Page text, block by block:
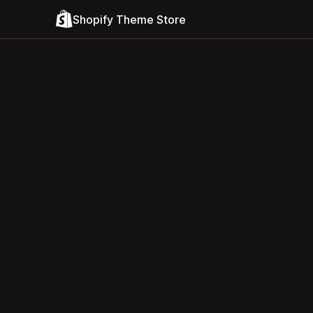
Shopify Theme Store